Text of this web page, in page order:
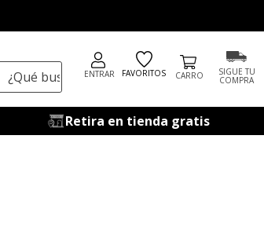
ENTRAR FAVORITOS SIGUE TU
COMPRA
Retira en tienda gratis